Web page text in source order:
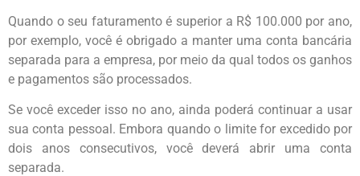
Quando o seu faturamento é superior a R$ 100.000 por ano,
por exemplo, você é obrigado a manter uma conta bancária
separada para a empresa, por meio da qual todos os ganhos
e pagamentos são processados.
Se você exceder isso no ano, ainda poderá continuar a usar
sua conta pessoal. Embora quando o limite for excedido por
dois anos consecutivos, você deverá abrir uma conta
separada.